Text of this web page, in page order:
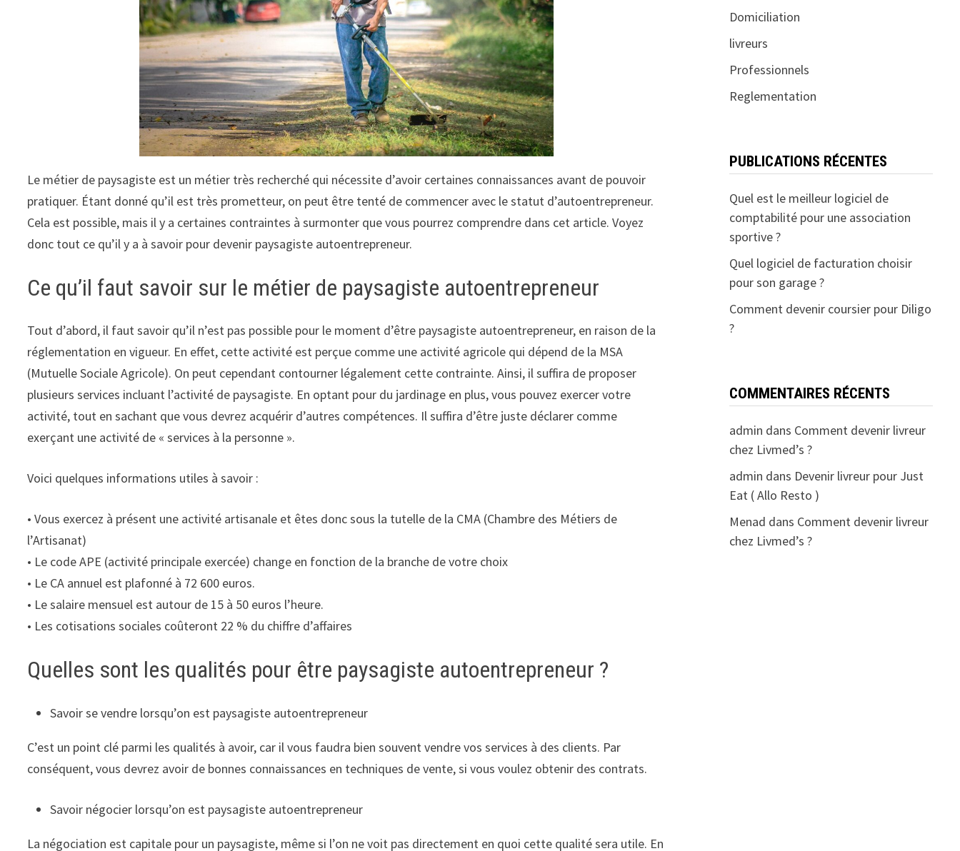
Le métier de paysagiste est un métier très recherché qui nécessite d’avoir certaines connaissances avant de pouvoir
pratiquer. Étant donné qu’il est très prometteur, on peut être tenté de commencer avec le statut d’autoentrepreneur.
Cela est possible, mais il y a certaines contraintes à surmonter que vous pourrez comprendre dans cet article. Voyez
donc tout ce qu’il y a à savoir pour devenir paysagiste autoentrepreneur.
Ce qu’il faut savoir sur le métier de paysagiste autoentrepreneur
Tout d’abord, il faut savoir qu’il n’est pas possible pour le moment d’être paysagiste autoentrepreneur, en raison de la
réglementation en vigueur. En effet, cette activité est perçue comme une activité agricole qui dépend de la MSA
(Mutuelle Sociale Agricole). On peut cependant contourner légalement cette contrainte. Ainsi, il suffira de proposer
plusieurs services incluant l’activité de paysagiste. En optant pour du jardinage en plus, vous pouvez exercer votre
activité, tout en sachant que vous devrez acquérir d’autres compétences. Il suffira d’être juste déclarer comme
exerçant une activité de « services à la personne ».
Voici quelques informations utiles à savoir :
• Vous exercez à présent une activité artisanale et êtes donc sous la tutelle de la CMA (Chambre des Métiers de
l’Artisanat)
• Le code APE (activité principale exercée) change en fonction de la branche de votre choix
• Le CA annuel est plafonné à 72 600 euros.
• Le salaire mensuel est autour de 15 à 50 euros l’heure.
• Les cotisations sociales coûteront 22 % du chiffre d’affaires
Quelles sont les qualités pour être paysagiste autoentrepreneur ?
Savoir se vendre lorsqu’on est paysagiste autoentrepreneur
C’est un point clé parmi les qualités à avoir, car il vous faudra bien souvent vendre vos services à des clients. Par
conséquent, vous devrez avoir de bonnes connaissances en techniques de vente, si vous voulez obtenir des contrats.
Savoir négocier lorsqu’on est paysagiste autoentrepreneur
La négociation est capitale pour un paysagiste, même si l’on ne voit pas directement en quoi cette qualité sera utile. En
Domiciliation
livreurs
Professionnels
Reglementation
PUBLICATIONS RÉCENTES
Quel est le meilleur logiciel de
comptabilité pour une association
sportive ?
Quel logiciel de facturation choisir
pour son garage ?
Comment devenir coursier pour Diligo
?
COMMENTAIRES RÉCENTS
admin dans Comment devenir livreur
chez Livmed’s ?
admin dans Devenir livreur pour Just
Eat ( Allo Resto )
Menad dans Comment devenir livreur
chez Livmed’s ?